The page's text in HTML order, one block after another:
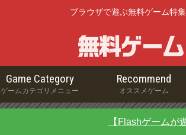
ブラウザで遊ぶ無料ゲーム特
Game Category
ゲームカテゴリメニュー
Recommend
オススメゲーム
【Flashゲームが